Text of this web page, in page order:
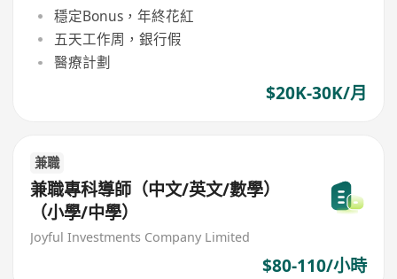
穩定Bonus，年終花紅
五天工作周，銀行假
醫療計劃
$20K-30K/月
兼職
兼職專科導師（中文/英文/數學）
（小學/中學）
Joyful Investments Company Limited
$80-110/小時